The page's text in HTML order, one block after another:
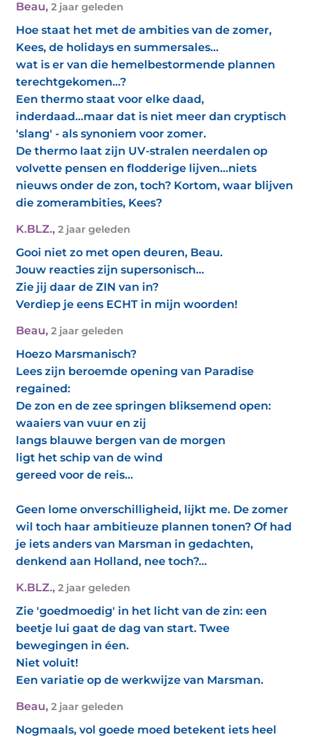
Beau, 2 jaar geleden
Hoe staat het met de ambities van de zomer,
Kees, de holidays en summersales...
wat is er van die hemelbestormende plannen
terechtgekomen...?
Een thermo staat voor elke daad,
inderdaad...maar dat is niet meer dan cryptisch
'slang' - als synoniem voor zomer.
De thermo laat zijn UV-stralen neerdalen op
volvette pensen en flodderige lijven...niets
nieuws onder de zon, toch? Kortom, waar blijven
die zomerambities, Kees?
K.BLZ., 2 jaar geleden
Gooi niet zo met open deuren, Beau.
Jouw reacties zijn supersonisch...
Zie jij daar de ZIN van in?
Verdiep je eens ECHT in mijn woorden!
Beau, 2 jaar geleden
Hoezo Marsmanisch?
Lees zijn beroemde opening van Paradise
regained:
De zon en de zee springen bliksemend open:
waaiers van vuur en zij
langs blauwe bergen van de morgen
ligt het schip van de wind
gereed voor de reis...
Geen lome onverschilligheid, lijkt me. De zomer
wil toch haar ambitieuze plannen tonen? Of had
je iets anders van Marsman in gedachten,
denkend aan Holland, nee toch?...
K.BLZ., 2 jaar geleden
Zie 'goedmoedig' in het licht van de zin: een
beetje lui gaat de dag van start. Twee
bewegingen in éen.
Niet voluit!
Een variatie op de werkwijze van Marsman.
Beau, 2 jaar geleden
Nogmaals, vol goede moed betekent iets heel